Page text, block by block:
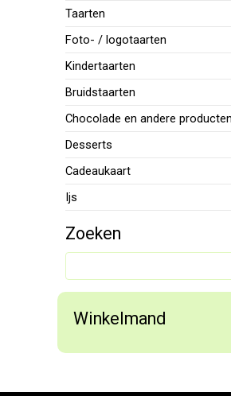
Taarten
Foto- / logotaarten
Kindertaarten
Bruidstaarten
Chocolade en andere producten
Desserts
Cadeaukaart
Ijs
Zoeken
Winkelmand